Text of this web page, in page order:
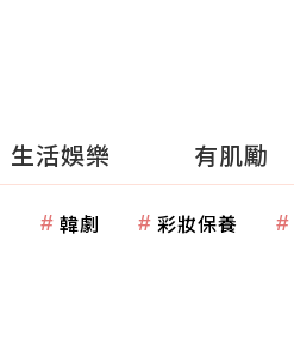
生活娛樂 有肌勵
韓劇 彩妝保養